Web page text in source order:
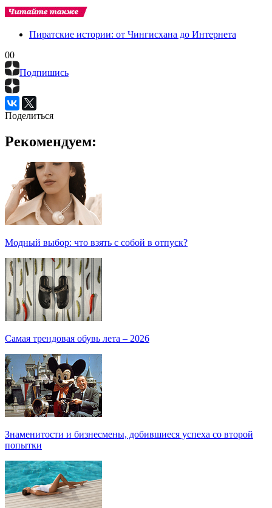
Пиратские истории: от Чингисхана до Интернета
00
Подпишись
Поделиться
Рекомендуем:
Модный выбор: что взять с собой в отпуск?
Самая трендовая обувь лета – 2026
Знаменитости и бизнесмены, добившиеся успеха со второй
попытки